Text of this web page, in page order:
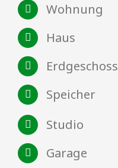
Wohnung
Haus
Erdgeschoss
Speicher
Studio
Garage